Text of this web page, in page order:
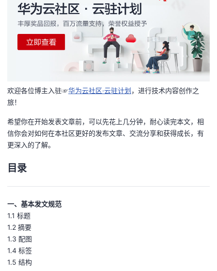
者
的
我
坛
圈
子
的
直
播
我
的
活
我
的
我
欢迎各位博主入驻☞华为云社区·云驻计划，进行技术内容创作之
旅！
希望你在开始发表文章前，可以先花上几分钟，耐心读完本文，相
信你会对如何在本社区更好的发布文章、交流分享和获得成长，有
更深入的了解。
目录
一、基本发文规范
1.1 标题
1.2 摘要
1.3 配图
1.4 标签
1.5 结构